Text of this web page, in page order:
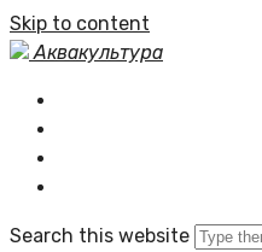
Skip to content
Аквакультура
Search this website